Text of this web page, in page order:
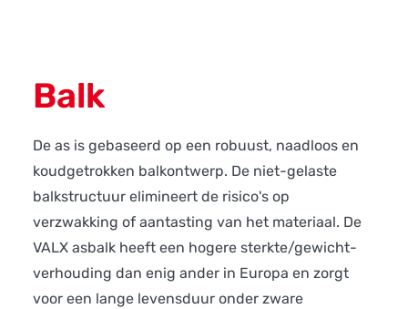
Balk
De as is gebaseerd op een robuust, naadloos en
koudgetrokken balkontwerp. De niet-gelaste
balkstructuur elimineert de risico's op
verzwakking of aantasting van het materiaal. De
VALX asbalk heeft een hogere sterkte/gewicht-
verhouding dan enig ander in Europa en zorgt
voor een lange levensduur onder zware